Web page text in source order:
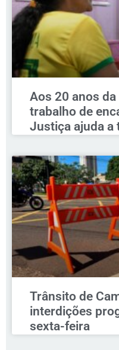
Aos 20 anos da
trabalho de
Justiça ajuda a
Trânsito de
interdições
sexta-feira